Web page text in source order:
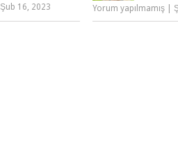
Şub 16, 2023 Yorum yapılmamış